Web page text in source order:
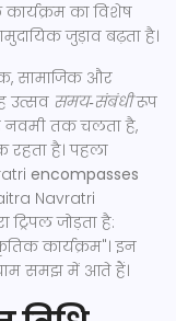
का विशेष
जुड़ाव बढ़ता है।
सामाजिक और
उत्सव समय‑संबंधीरूप
नवमी तक चलता है,
है। पहला
encompasses
Navratri
जोड़ता है:
कार्यक्रम"। इन
समझ में आते हैं।